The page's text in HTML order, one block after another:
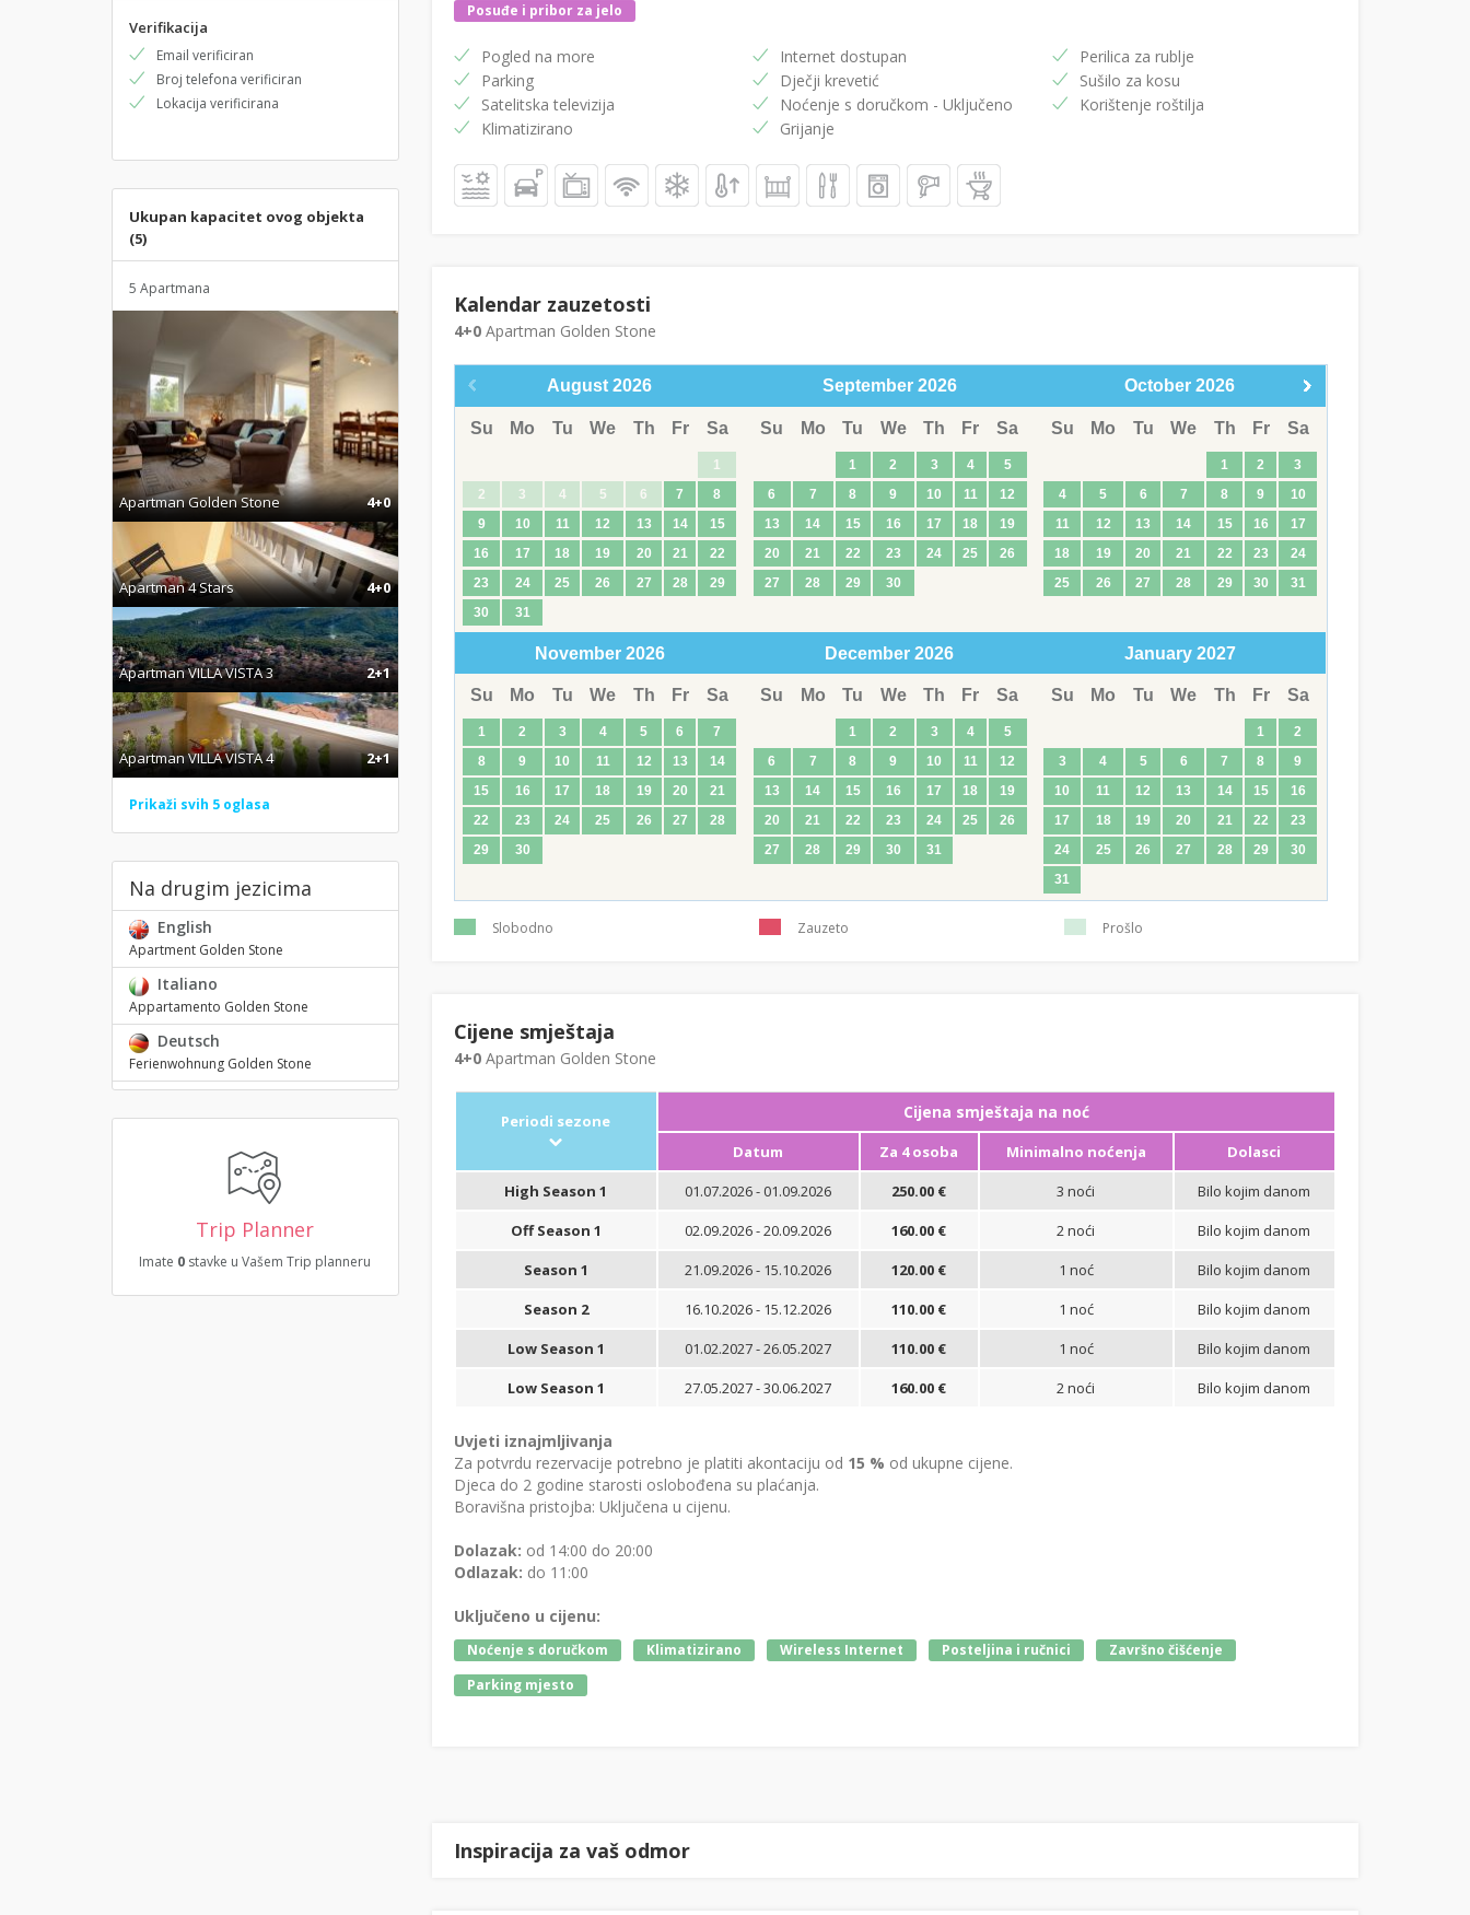
Verifikacija
Email verificiran
Broj telefona verificiran
Lokacija verificirana
Ukupan kapacitet ovog objekta
(5)
5 Apartmana
Apartman Golden Stone 4+0
Apartman 4 Stars 4+0
Apartman VILLA VISTA 3 2+1
Apartman VILLA VISTA 4 2+1
Prikaži svih 5 oglasa
Na drugim jezicima
English
Apartment Golden Stone
Italiano
Appartamento Golden Stone
Deutsch
Ferienwohnung Golden Stone
Trip Planner
Imate 0 stavke u Vašem Trip planneru
Posuđe i pribor za jelo
Pogled na more
Parking
Satelitska televizija
Klimatizirano
Internet dostupan
Dječji krevetić
Noćenje s doručkom - Uključeno
Grijanje
Perilica za rublje
Sušilo za kosu
Korištenje roštilja
Kalendar zauzetosti
4+0Apartman Golden Stone
August 2026
Su Mo Tu We Th Fr Sa
1
2
3 4 5 6 7
8
9
10 11 12 13 14
15
16
17 18 19 20 21
22
23
24 25 26 27 28
29
30
31
September 2026
Su Mo Tu We Th Fr Sa
1 2 3 4
5
6
7 8 9 10 11
12
13
14 15 16 17 18
19
20
21 22 23 24 25
26
27
28 29 30
October 2026
Su Mo Tu We Th Fr Sa
1 2
3
4
5 6 7 8 9
10
11
12 13 14 15 16
17
18
19 20 21 22 23
24
25
26 27 28 29 30 31
November 2026
Su Mo Tu We Th Fr Sa
1 2 3 4 5 6
7
8
9 10 11 12 13
14
15
16 17 18 19 20
21
22
23 24 25 26 27
28
29
30
December 2026
Su Mo Tu We Th Fr Sa
1 2 3 4
5
6
7 8 9 10 11
12
13
14 15 16 17 18
19
20
21 22 23 24 25
26
27
28 29 30 31
January 2027
Su Mo Tu We Th Fr Sa
1
2
3
4 5 6 7 8
9
10
11 12 13 14 15
16
17
18 19 20 21 22
23
24
25 26 27 28 29
30
31
Slobodno Zauzeto Prošlo
Cijene smještaja
4+0Apartman Golden Stone
Periodi sezone Cijena smještaja na noć
Datum Za 4 osoba Minimalno noćenja
Dolasci
High Season 1
01.07.2026 - 01.09.2026 250.00 € 3 noći
Bilo kojim danom
Off Season 1
02.09.2026 - 20.09.2026 160.00 € 2 noći
Bilo kojim danom
Season 1
21.09.2026 - 15.10.2026 120.00 € 1 noć
Bilo kojim danom
Season 2
16.10.2026 - 15.12.2026 110.00 € 1 noć
Bilo kojim danom
Low Season 1
01.02.2027 - 26.05.2027 110.00 € 1 noć
Bilo kojim danom
Low Season 1
27.05.2027 - 30.06.2027 160.00 € 2 noći Bilo kojim danom
Uvjeti iznajmljivanja
Za potvrdu rezervacije potrebno je platiti akontaciju od 15 % od ukupne cijene.
Djeca do 2 godine starosti oslobođena su plaćanja.
Boravišna pristojba: Uključena u cijenu.
Dolazak: od 14:00 do 20:00
Odlazak: do 11:00
Uključeno u cijenu:
Noćenje s doručkom Klimatizirano Wireless Internet Posteljina i ručnici
Završno čišćenje
Parking mjesto
Inspiracija za vaš odmor